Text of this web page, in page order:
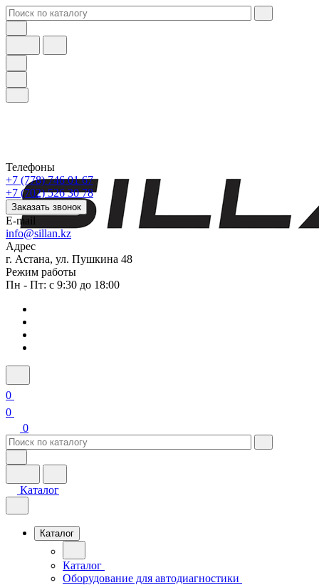
Телефоны
+7 (778) 746 01 67
+7 (702) 526 30 78
Заказать звонок
E-mail
info@sillan.kz
Адрес
г. Астана, ул. Пушкина 48
Режим работы
Пн - Пт: с 9:30 до 18:00
0
0
0
Каталог
Каталог
Каталог
Оборудование для автодиагностики